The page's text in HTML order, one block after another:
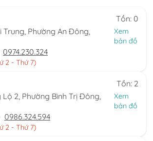
Tồn: 0
Trung, Phường An Đông,
Xem
bản đồ
0974.230.324
2 - Thứ 7)
Tồn: 2
2, Phường Bình Trị Đông,
Xem
bản đồ
0986.324.594
2 - Thứ 7)